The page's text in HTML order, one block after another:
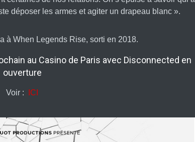
déposer les armes et agiter un drapeau blanc ».
à When Legends Rise, sorti en 2018.
au Casino de Paris avec Disconnected en
ouverture
Voir : ICI